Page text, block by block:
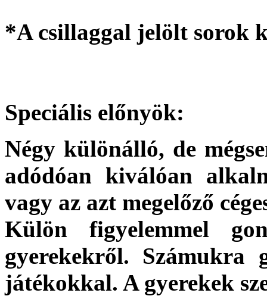
*A csillaggal jelölt sorok
Speciális előnyök:
Négy különálló, de
adódóan kiválóan
vagy az azt megelőző
Külön figyelemmel
gyerekekről. Számukra
játékokkal. A gyerekek